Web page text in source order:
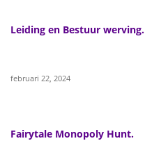
Leiding en Bestuur werving.
februari 22, 2024
Fairytale Monopoly Hunt.